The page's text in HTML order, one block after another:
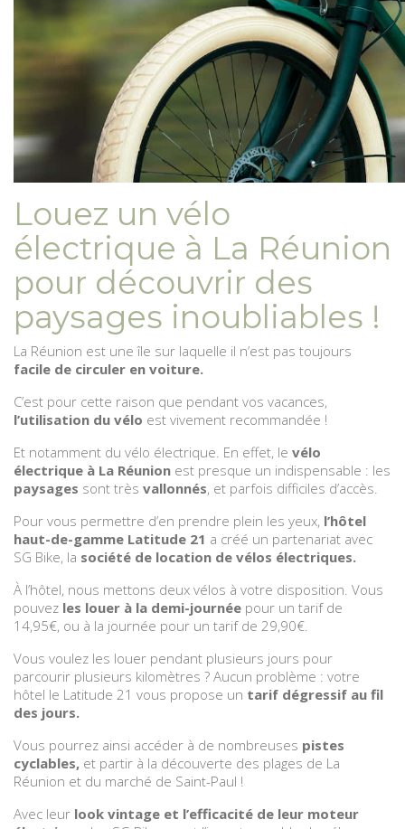
Louez un vélo
électrique à La Réunion
pour découvrir des
paysages inoubliables !
La Réunion est une île sur laquelle il n’est pas toujours
facile de circuler en voiture.
C’est pour cette raison que pendant vos vacances,
l’utilisation du vélo est vivement recommandée !
Et notamment du vélo électrique. En effet, le vélo
électrique à La Réunion est presque un indispensable : les
paysages sont très vallonnés, et parfois difficiles d’accès.
Pour vous permettre d’en prendre plein les yeux, l’hôtel
haut-de-gamme Latitude 21 a créé un partenariat avec
SG Bike, la société de location de vélos électriques.
À l’hôtel, nous mettons deux vélos à votre disposition. Vous
pouvez les louer à la demi-journée pour un tarif de
14,95€, ou à la journée pour un tarif de 29,90€.
Vous voulez les louer pendant plusieurs jours pour
parcourir plusieurs kilomètres ? Aucun problème : votre
hôtel le Latitude 21 vous propose un tarif dégressif au fil
des jours.
Vous pourrez ainsi accéder à de nombreuses pistes
cyclables, et partir à la découverte des plages de La
Réunion et du marché de Saint-Paul !
Avec leur look vintage et l’efficacité de leur moteur